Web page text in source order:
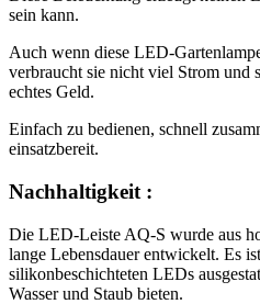
sein kann.
Auch wenn diese LED-
verbraucht sie nicht viel Strom und
echtes Geld.
Einfach zu bedienen, schnell
einsatzbereit.
Nachhaltigkeit :
Die LED-Leiste AQ-S wurde aus
lange Lebensdauer entwickelt. Es
silikonbeschichteten LEDs
Wasser und Staub bieten.